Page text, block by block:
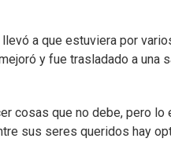
a que estuviera por
y fue trasladado a una
cosas que no debe, pero
sus seres queridos hay